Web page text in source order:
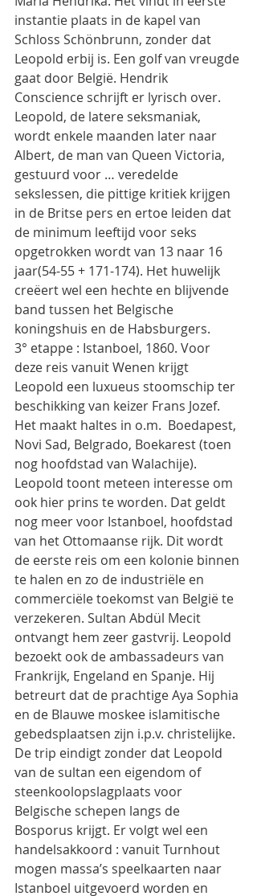
instantie plaats in de kapel van
Schloss Schönbrunn, zonder dat
Leopold erbij is. Een golf van vreugde
gaat door België. Hendrik
Conscience schrijft er lyrisch over.
Leopold, de latere seksmaniak,
wordt enkele maanden later naar
Albert, de man van Queen Victoria,
gestuurd voor … veredelde
sekslessen, die pittige kritiek krijgen
in de Britse pers en ertoe leiden dat
de minimum leeftijd voor seks
opgetrokken wordt van 13 naar 16
jaar(54-55 + 171-174). Het huwelijk
creëert wel een hechte en blijvende
band tussen het Belgische
koningshuis en de Habsburgers.
3° etappe : Istanboel, 1860. Voor
deze reis vanuit Wenen krijgt
Leopold een luxueus stoomschip ter
beschikking van keizer Frans Jozef.
Het maakt haltes in o.m.  Boedapest,
Novi Sad, Belgrado, Boekarest (toen
nog hoofdstad van Walachije).
Leopold toont meteen interesse om
ook hier prins te worden. Dat geldt
nog meer voor Istanboel, hoofdstad
van het Ottomaanse rijk. Dit wordt
de eerste reis om een kolonie binnen
te halen en zo de industriële en
commerciële toekomst van België te
verzekeren. Sultan Abdül Mecit
ontvangt hem zeer gastvrij. Leopold
bezoekt ook de ambassadeurs van
Frankrijk, Engeland en Spanje. Hij
betreurt dat de prachtige Aya Sophia
en de Blauwe moskee islamitische
gebedsplaatsen zijn i.p.v. christelijke.
De trip eindigt zonder dat Leopold
van de sultan een eigendom of
steenkoolopslagplaats voor
Belgische schepen langs de
Bosporus krijgt. Er volgt wel een
handelsakkoord : vanuit Turnhout
mogen massa’s speelkaarten naar
Istanboel uitgevoerd worden en